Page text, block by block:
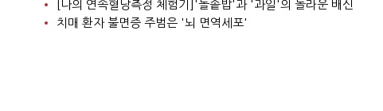
[나의 연속혈당측정 체험기]'돌솥밥'과 '과일'의 놀라운 배신
치매 환자 불면증 주범은 '뇌 면역세포'